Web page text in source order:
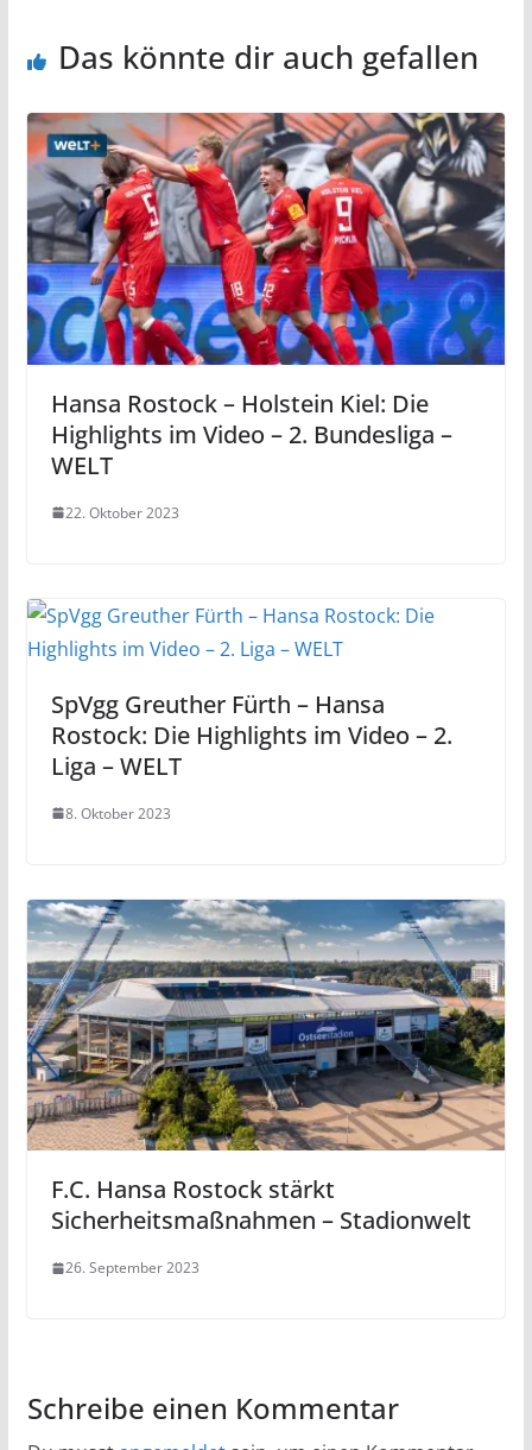
Das könnte dir auch gefallen
Hansa Rostock – Holstein Kiel: Die
Highlights im Video – 2. Bundesliga –
WELT
22. Oktober 2023
SpVgg Greuther Fürth – Hansa
Rostock: Die Highlights im Video – 2.
Liga – WELT
8. Oktober 2023
F.C. Hansa Rostock stärkt
Sicherheitsmaßnahmen – Stadionwelt
26. September 2023
Schreibe einen Kommentar